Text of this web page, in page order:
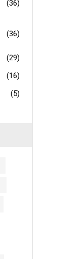
(36)
(36)
(29)
(16)
(5)